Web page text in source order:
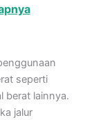
seperti
berat lainnya.
jalur